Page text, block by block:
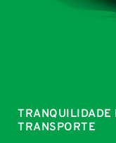
TRANQUILIDADE
TRANSPORTE